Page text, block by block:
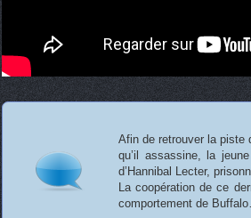
Afin de retrouver la piste
qu’il assassine, la
d’Hannibal Lecter,
La coopération de ce
comportement de